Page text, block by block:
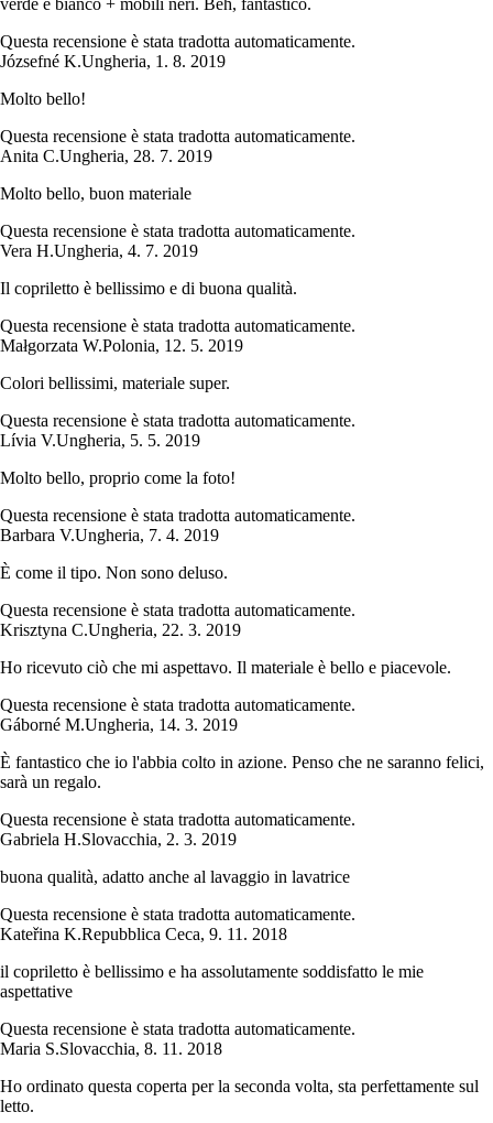
Questa recensione è stata tradotta automaticamente.
Józsefné K.Ungheria, 1. 8. 2019
Molto bello!
Questa recensione è stata tradotta automaticamente.
Anita C.Ungheria, 28. 7. 2019
Molto bello, buon materiale
Questa recensione è stata tradotta automaticamente.
Vera H.Ungheria, 4. 7. 2019
Il copriletto è bellissimo e di buona qualità.
Questa recensione è stata tradotta automaticamente.
Małgorzata W.Polonia, 12. 5. 2019
Colori bellissimi, materiale super.
Questa recensione è stata tradotta automaticamente.
Lívia V.Ungheria, 5. 5. 2019
Molto bello, proprio come la foto!
Questa recensione è stata tradotta automaticamente.
Barbara V.Ungheria, 7. 4. 2019
È come il tipo. Non sono deluso.
Questa recensione è stata tradotta automaticamente.
Krisztyna C.Ungheria, 22. 3. 2019
Ho ricevuto ciò che mi aspettavo. Il materiale è bello e piacevole.
Questa recensione è stata tradotta automaticamente.
Gáborné M.Ungheria, 14. 3. 2019
È fantastico che io l'abbia colto in azione. Penso che ne saranno felici,
sarà un regalo.
Questa recensione è stata tradotta automaticamente.
Gabriela H.Slovacchia, 2. 3. 2019
buona qualità, adatto anche al lavaggio in lavatrice
Questa recensione è stata tradotta automaticamente.
Kateřina K.Repubblica Ceca, 9. 11. 2018
il copriletto è bellissimo e ha assolutamente soddisfatto le mie
aspettative
Questa recensione è stata tradotta automaticamente.
Maria S.Slovacchia, 8. 11. 2018
Ho ordinato questa coperta per la seconda volta, sta perfettamente sul
letto.